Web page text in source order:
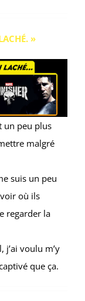
»
un peu plus
malgré
suis un peu
où ils
regarder la
j’ai voulu m’y
que ça.